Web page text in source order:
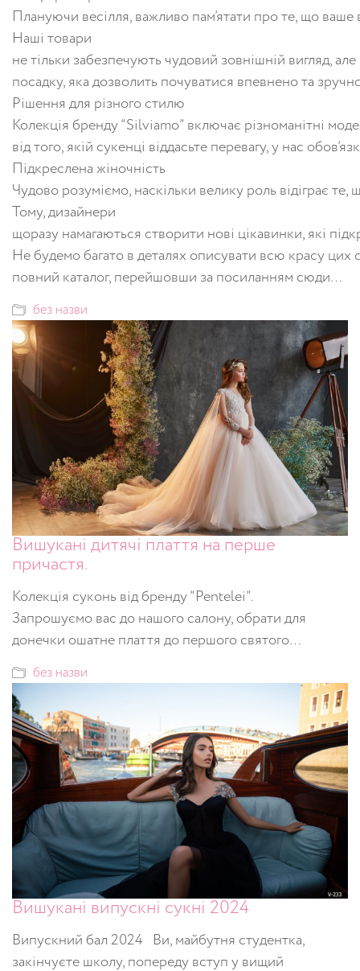
Плануючи весілля, важливо пам’ятати про те, що
Наші товари
не тільки забезпечують чудовий зовнішній вигляд,
посадку, яка дозволить почуватися впевнено та
Рішення для різного стилю
Колекція бренду “Silviamo” включає різноманітні
від того, якій сукенці віддасьте перевагу, у нас
Підкреслена жіночність
Чудово розуміємо, наскільки велику роль відіграє
Тому, дизайнери
щоразу намагаються створити нові цікавинки, які
Не будемо багато в деталях описувати всю красу
повний каталог, перейшовши за посиланням сюди…
без назви
Вишукані дитячі плаття на перше
причастя.
Колекція суконь від бренду “Pentelei”.
Запрошуємо вас до нашого салону, обрати для
донечки ошатне плаття до першого святого…
без назви
Вишукані випускні сукні 2024
Випускний бал 2024 Ви, майбутня студентка,
закінчуєте школу, попереду вступ у вищий